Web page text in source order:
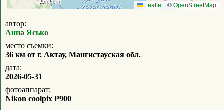
Leaflet | ©OpenStreetMap
автор:
Анна Ясько
место съемки:
36 км от г. Актау, Мангистауская обл.
дата:
2026-05-31
фотоаппарат:
Nikon coolpix P900